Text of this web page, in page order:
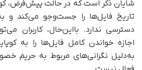
شایان ذکر است که در حالت پیش‌فرض،
تاریخ فایل‌ها را جست‌وجو می‌کند و
دسترسی ندارد. با‌این‌حال، کاربران
اجازه خواندن کامل فایل‌ها را به
به‌دلیل نگرانی‌های مربوط به حریم